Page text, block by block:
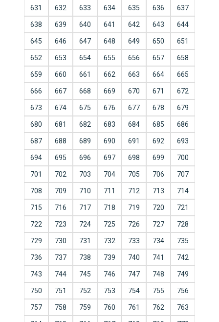
631 632 633 634 635 636 637
638 639 640 641 642 643 644
645 646 647 648 649 650 651
652 653 654 655 656 657 658
659 660 661 662 663 664 665
666 667 668 669 670 671 672
673 674 675 676 677 678 679
680 681 682 683 684 685 686
687 688 689 690 691 692 693
694 695 696 697 698 699 700
701 702 703 704 705 706 707
708 709 710 711 712 713 714
715 716 717 718 719 720 721
722 723 724 725 726 727 728
729 730 731 732 733 734 735
736 737 738 739 740 741 742
743 744 745 746 747 748 749
750 751 752 753 754 755 756
757 758 759 760 761 762 763